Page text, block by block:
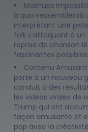
Mashups
à quoi ressemblerait
interprétant une
folk s'attaquant à un
reprise de chanson
fascinantes possibles.
Contenu
porte à un nouveau
conduit à des
les vidéos virales de
Trump qui ont
façon amusante et
pop avec la